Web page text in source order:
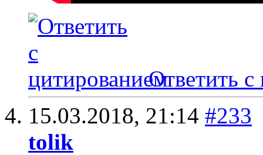
Ответить с
15.03.2018, 21:14 #233
tolik